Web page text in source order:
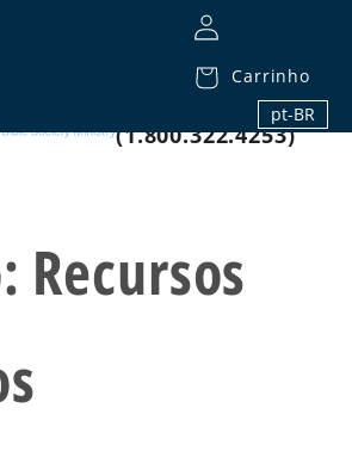
Carrinho
pt-BR
1.800.32.BIBLE
(1.800.322.4253)
Recursos